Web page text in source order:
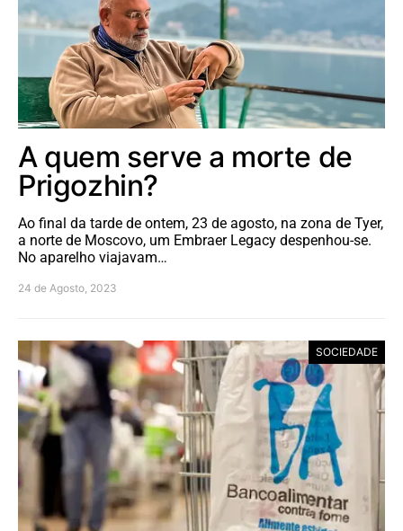
A quem serve a morte de
Prigozhin?
Ao final da tarde de ontem, 23 de agosto, na zona de Tyer,
a norte de Moscovo, um Embraer Legacy despenhou-se.
No aparelho viajavam…
24 de Agosto, 2023
SOCIEDADE